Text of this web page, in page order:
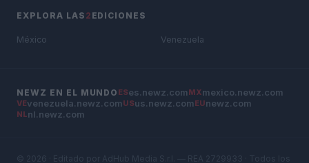
EXPLORA LAS 2 EDICIONES
México Venezuela
NEWZ EN EL MUNDO ESes.newz.com MXmexico.newz.com
VEvenezuela.newz.com USus.newz.com EUnewz.com
NLnl.newz.com
© 2026 · Editado por AdHub Media S.r.l. — REA 2729933 · Todos los